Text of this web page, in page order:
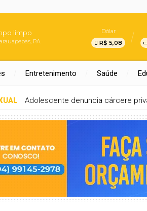
limpo
PA
Dólar
R$ 5,08
Entretenimento Saúde
Adolescente denuncia cárcere